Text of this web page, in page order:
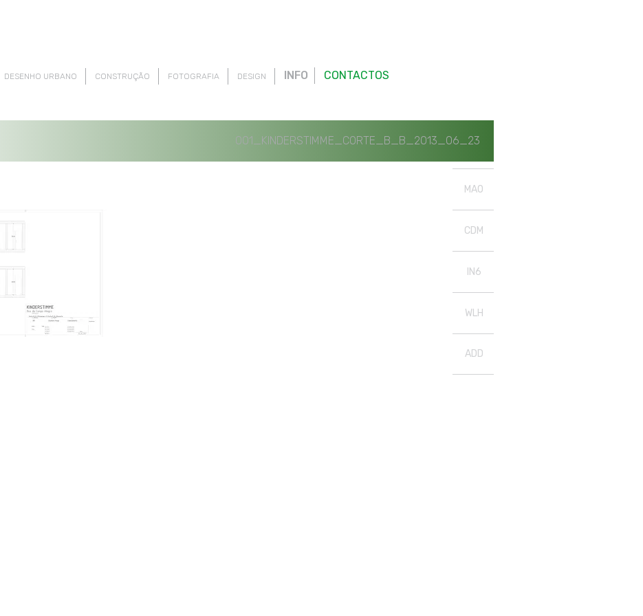
DESENHO URBANO CONSTRUÇÃO FOTOGRAFIA DESIGN INFO CONTACTOS
001_KINDERSTIMME_CORTE_B_B_2013_06_23
MAO
CDM
IN6
WLH
ADD